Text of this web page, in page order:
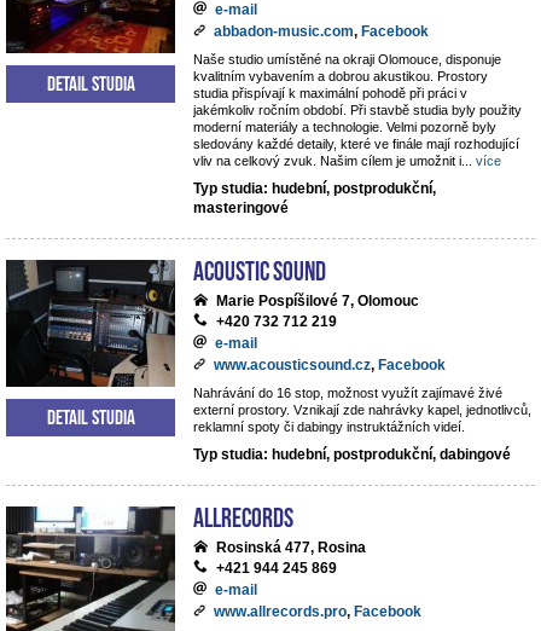
e-mail
abbadon-music.com, Facebook
Naše studio umístěné na okraji Olomouce, disponuje
kvalitním vybavením a dobrou akustikou. Prostory
studia přispívají k maximální pohodě při práci v
jakémkoliv ročním období. Při stavbě studia byly použity
moderní materiály a technologie. Velmi pozorně byly
sledovány každé detaily, které ve finále mají rozhodující
vliv na celkový zvuk. Našim cílem je umožnit i
více
Typ studia: hudební, postprodukční,
masteringové
Detail studia
Acoustic Sound
Marie Pospíšilové 7, Olomouc
+420 732 712 219
e-mail
www.acousticsound.cz, Facebook
Nahrávání do 16 stop, možnost využít zajímavé živé
externí prostory. Vznikají zde nahrávky kapel, jednotlivců,
reklamní spoty či dabingy instruktážních videí.
Typ studia: hudební, postprodukční, dabingové
Detail studia
AllRecords
Rosinská 477, Rosina
+421 944 245 869
e-mail
www.allrecords.pro, Facebook